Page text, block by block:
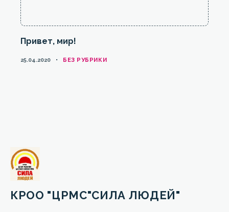
Привет, мир!
25.04.2020 КАТЕГОРИИ
БЕЗ РУБРИКИ
КРОО "ЦРМС"СИЛА ЛЮДЕЙ"